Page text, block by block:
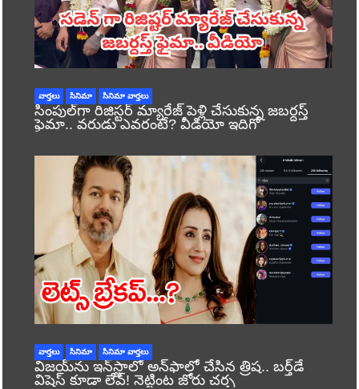
వార్తలు సినిమా సినిమా వార్తలు
సింపుల్‌గా రిజిస్టర్‌ మ్యారేజ్ పెళ్లి చేసుకున్న జబర్దస్త్
ఫైమా.. వరుడు ఎవరంటే? వీడియో ఇదిగో
వార్తలు సినిమా సినిమా వార్తలు
విజయ్‌ను ఇన్‌స్టాలో అన్‌ఫాలో చేసిన త్రిష.. బర్త్‌డే
విషెస్ కూడా లేవ్! నెట్టింట జోరు చర్చ